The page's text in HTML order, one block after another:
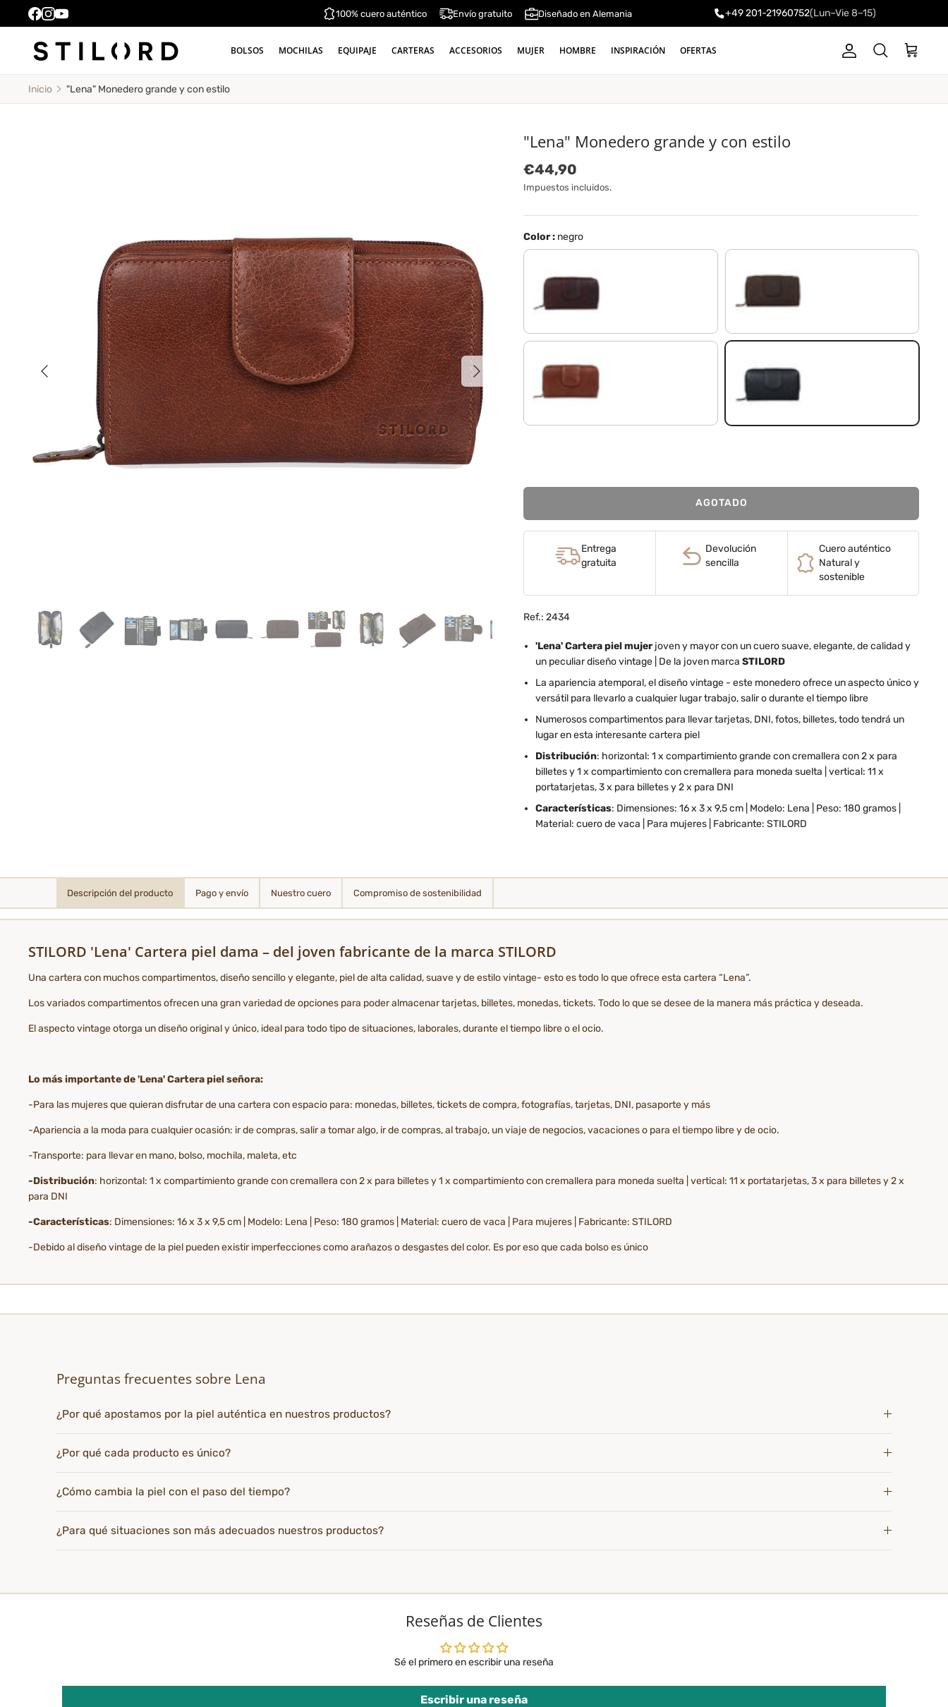
100% cuero auténtico Envío gratuito Diseñado en Alemania +49 201-21960752(Lun–Vie 8–15)
BOLSOS MOCHILAS EQUIPAJE CARTERAS ACCESORIOS MUJER HOMBRE INSPIRACIÓN OFERTAS CuentaBuscar Carrito
Inicio "Lena" Monedero grande y con estilo
Anterior Siguiente
"Lena" Monedero grande y con estilo
Precio normal
€44,90
Impuestos incluidos.
Color : negro
almendra - marrón
AGOTADO
Entrega
gratuita
Devolución
sencilla
Cuero auténtico
Natural y
sostenible
Ref.: 2434
'Lena' Cartera piel mujerjoven y mayor con un cuero suave, elegante, de calidad y
un peculiar diseño vintage | De la joven marca STILORD
La apariencia atemporal, el diseño vintage - este monedero ofrece un aspecto único y
versátil para llevarlo a cualquier lugar trabajo, salir o durante el tiempo libre
Numerosos compartimentos para llevar tarjetas, DNI, fotos, billetes, todo tendrá un
lugar en esta interesante cartera piel
Distribución: horizontal: 1 x compartimiento grande con cremallera con 2 x para
billetes y 1 x compartimiento con cremallera para moneda suelta | vertical: 11 x
portatarjetas, 3 x para billetes y 2 x para DNI
Características: Dimensiones: 16 x 3 x 9,5 cm | Modelo: Lena | Peso: 180 gramos |
Material: cuero de vaca | Para mujeres | Fabricante: STILORD
Descripción del producto Pago y envío Nuestro cuero Compromiso de sostenibilidad
STILORD 'Lena' Cartera piel dama – del joven fabricante de la marca STILORD
Una cartera con muchos compartimentos, diseño sencillo y elegante, piel de alta calidad, suave y de estilo vintage- esto es todo lo que ofrece esta cartera “Lena”.
Los variados compartimentos ofrecen una gran variedad de opciones para poder almacenar tarjetas, billetes, monedas, tickets. Todo lo que se desee de la manera más práctica y deseada.
El aspecto vintage otorga un diseño original y único, ideal para todo tipo de situaciones, laborales, durante el tiempo libre o el ocio.
Lo más importante de 'Lena' Cartera piel señora:
-Para las mujeres que quieran disfrutar de una cartera con espacio para: monedas, billetes, tickets de compra, fotografías, tarjetas, DNI, pasaporte y más
-Apariencia a la moda para cualquier ocasión: ir de compras, salir a tomar algo, ir de compras, al trabajo, un viaje de negocios, vacaciones o para el tiempo libre y de ocio.
-Transporte: para llevar en mano, bolso, mochila, maleta, etc
-Distribución: horizontal: 1 x compartimiento grande con cremallera con 2 x para billetes y 1 x compartimiento con cremallera para moneda suelta | vertical: 11 x portatarjetas, 3 x para billetes y 2 x
para DNI
-Características: Dimensiones: 16 x 3 x 9,5 cm | Modelo: Lena | Peso: 180 gramos | Material: cuero de vaca | Para mujeres | Fabricante: STILORD
-Debido al diseño vintage de la piel pueden existir imperfecciones como arañazos o desgastes del color. Es por eso que cada bolso es único
Preguntas frecuentes sobre Lena
¿Por qué apostamos por la piel auténtica en nuestros productos?
¿Por qué cada producto es único?
¿Cómo cambia la piel con el paso del tiempo?
¿Para qué situaciones son más adecuados nuestros productos?
Reseñas de Clientes
Sé el primero en escribir una reseña
Escribir una reseña